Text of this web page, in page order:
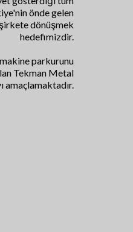
önde gelen
dönüşmek
hedefimizdir.
parkurunu
Tekman Metal
amaçlamaktadır.